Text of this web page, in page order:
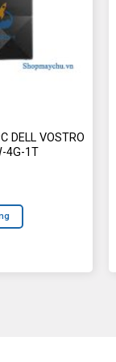
DELL VOSTRO
4G-1T